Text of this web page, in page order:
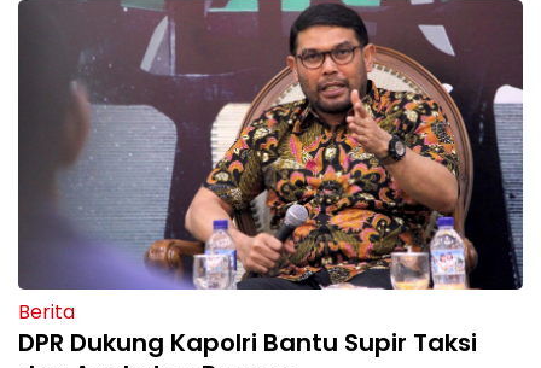
Berita
DPR Dukung Kapolri Bantu Supir Taksi